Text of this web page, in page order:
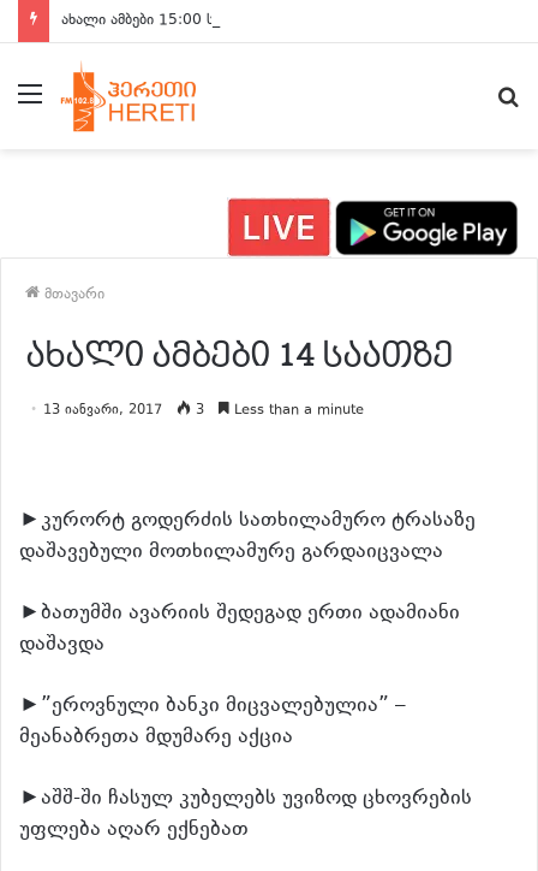
ახალი ამბები 15:00 საათზე
მენიუ
მთავარი
ახალი ამბები 14 საათზე
13 იანვარი, 2017 3 Less than a minute
►კურორტ გოდერძის სათხილამურო ტრასაზე
დაშავებული მოთხილამურე გარდაიცვალა
►ბათუმში ავარიის შედეგად ერთი ადამიანი
დაშავდა
►”ეროვნული ბანკი მიცვალებულია” –
მეანაბრეთა მდუმარე აქცია
►აშშ-ში ჩასულ კუბელებს უვიზოდ ცხოვრების
უფლება აღარ ექნებათ